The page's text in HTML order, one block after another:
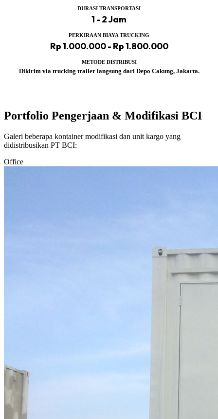
DURASI TRANSPORTASI
1 - 2 Jam
PERKIRAAN BIAYA TRUCKING
Rp 1.000.000 - Rp 1.800.000
METODE DISTRIBUSI
Dikirim via trucking trailer langsung dari Depo Cakung, Jakarta.
Portfolio Pengerjaan & Modifikasi BCI
Galeri beberapa kontainer modifikasi dan unit kargo yang
didistribusikan PT BCI:
Office